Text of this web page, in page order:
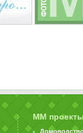
ММ